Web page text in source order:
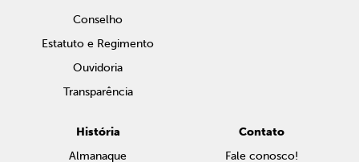
Conselho
Estatuto e Regimento
Ouvidoria
Transparência
História
Almanaque
Contato
Fale conosco!